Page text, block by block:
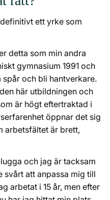
ett yrke som
detta som min andra
gymnasium 1991 och
och bli hantverkare.
här utbildningen och
är högt eftertraktad i
öppnar det sig
arbetsfältet är brett,
och jag är tacksam
svårt att anpassa mig till
arbetat i 15 år, men efter